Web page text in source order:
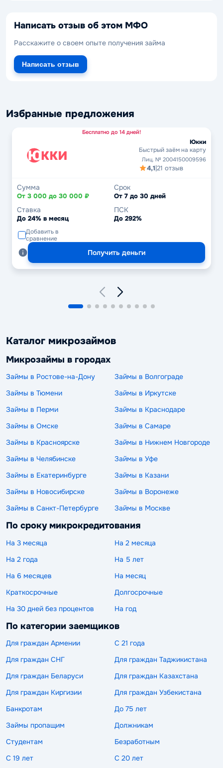
Написать отзыв об этом МФО
Расскажите о своем опыте получения займа
Написать отзыв
Избранные предложения
Бесплатно до 14 дней!
Юкки
Быстрый заём на карту
Лиц. № 2004150009596
4,1|21 отзыв
Сумма
От 3 000 до 30 000 ₽
Срок
От 7 до 30 дней
Ставка
До 24% в месяц
ПСК
До 292%
Добавить в
сравнение
Получить деньги
Каталог микрозаймов
Микрозаймы в городах
Займы в Ростове-на-Дону
Займы в Волгограде
Займы в Тюмени
Займы в Иркутске
Займы в Перми
Займы в Краснодаре
Займы в Омске
Займы в Самаре
Займы в Красноярске
Займы в Нижнем Новгороде
Займы в Челябинске
Займы в Уфе
Займы в Екатеринбурге
Займы в Казани
Займы в Новосибирске
Займы в Воронеже
Займы в Санкт-Петербурге
Займы в Москве
По сроку микрокредитования
На 3 месяца
На 2 месяца
На 2 года
На 5 лет
На 6 месяцев
На месяц
Краткосрочные
Долгосрочные
На 30 дней без процентов
На год
По категории заемщиков
Для граждан Армении
С 21 года
Для граждан СНГ
Для граждан Таджикистана
Для граждан Беларуси
Для граждан Казахстана
Для граждан Киргизии
Для граждан Узбекистана
Банкротам
До 75 лет
Займы пропащим
Должникам
Студентам
Безработным
С 19 лет
С 20 лет